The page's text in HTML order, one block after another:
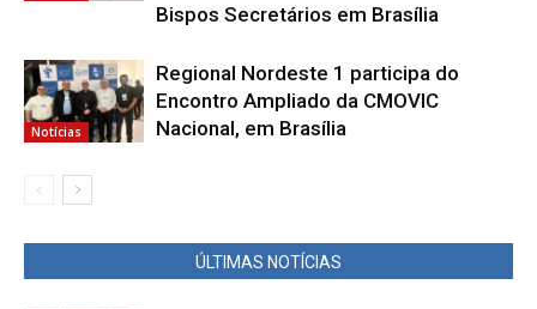
Bispos Secretários em Brasília
Notícias
Regional Nordeste 1 participa do
Encontro Ampliado da CMOVIC
Nacional, em Brasília
ÚLTIMAS NOTÍCIAS